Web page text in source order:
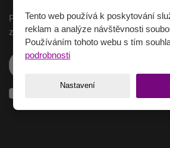
Pokud chcete dostávat nejnovější
zaregistrujte se zde.
se
osobních
Tento web používá k poskytování
reklam a analýze návštěvnosti
Používáním tohoto webu s tím
podrobnosti
Nastavení